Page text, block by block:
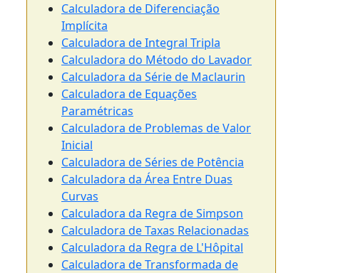
Calculadora de Diferenciação
Implícita
Calculadora de Integral Tripla
Calculadora do Método do Lavador
Calculadora da Série de Maclaurin
Calculadora de Equações
Paramétricas
Calculadora de Problemas de Valor
Inicial
Calculadora de Séries de Potência
Calculadora da Área Entre Duas
Curvas
Calculadora da Regra de Simpson
Calculadora de Taxas Relacionadas
Calculadora da Regra de L'Hôpital
Calculadora de Transformada de